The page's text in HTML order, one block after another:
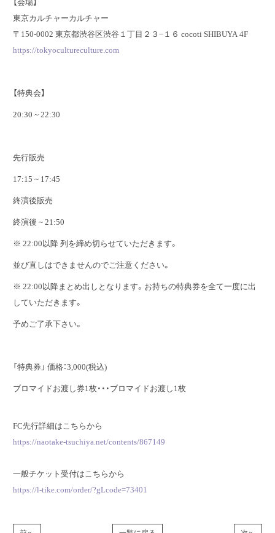
【会場】
東京カルチャーカルチャー
〒150-0002 東京都渋谷区渋谷１丁目２３−１６ cocoti SHIBUYA 4F
https://tokyocultureculture.com
【特典会】
20:30 ~ 22:30
先行販売
17:15 ~ 17:45
終演後販売
終演後 ~ 21:50
※ 22:00以降 列を締め切らせていただきます。
並び直しはできませんのでご注意ください。
※ 22:00以降まとめ出しとなります。お持ちの特典券を全て一度に出
していただきます。
予めご了承下さい。
「特典券」 価格：3,000(税込)
ブロマイドお渡し券1枚・・・ブロマイドお渡し1枚
FC先行詳細はこちらから
https://naotake-tsuchiya.net/contents/867149
一般チケット受付はこちらから
https://l-tike.com/order/?gLcode=73401